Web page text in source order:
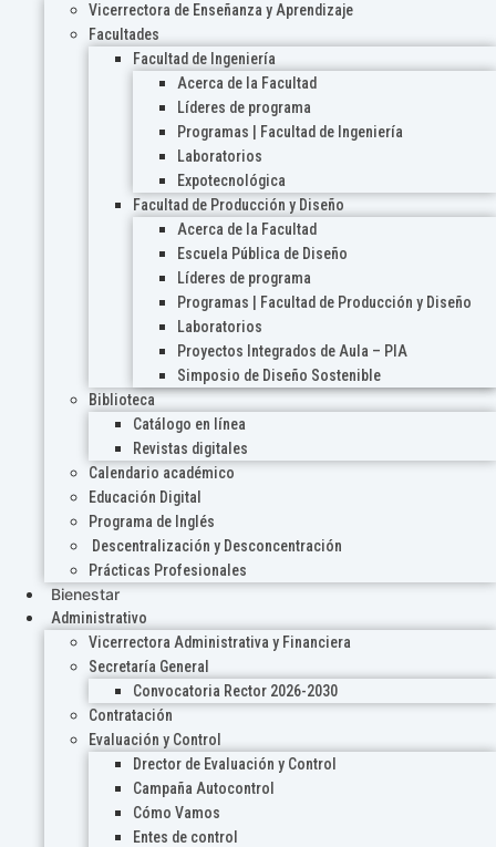
Vicerrectora de Enseñanza y Aprendizaje
Facultades
Facultad de Ingeniería
Acerca de la Facultad
Líderes de programa
Programas | Facultad de Ingeniería
Laboratorios
Expotecnológica
Facultad de Producción y Diseño
Acerca de la Facultad
Escuela Pública de Diseño
Líderes de programa
Programas | Facultad de Producción y Diseño
Laboratorios
Proyectos Integrados de Aula – PIA
Simposio de Diseño Sostenible
Biblioteca
Catálogo en línea
Revistas digitales
Calendario académico
Educación Digital
Programa de Inglés
Descentralización y Desconcentración
Prácticas Profesionales
Bienestar
Administrativo
Vicerrectora Administrativa y Financiera
Secretaría General
Convocatoria Rector 2026-2030
Contratación
Evaluación y Control
Drector de Evaluación y Control
Campaña Autocontrol
Cómo Vamos
Entes de control